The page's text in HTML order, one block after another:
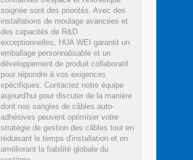
soignée sont des priorités. Avec des
installations de moulage avancées et
des capacités de R&D
exceptionnelles, HUA WEI garantit un
emballage personnalisable et un
développement de produit collaboratif
pour répondre à vos exigences
spécifiques. Contactez notre équipe
aujourd'hui pour discuter de la manière
dont nos sangles de câbles auto-
adhésives peuvent optimiser votre
stratégie de gestion des câbles tout en
réduisant le temps d'installation et en
améliorant la fiabilité globale du